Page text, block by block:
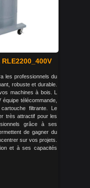
RLE2200_400V
les professionnels du
robuste et durable.
machines à bois. L
télécommande,
filtrante. Le
très attractif pour les
grâce à ses
de gagner du
sur vos projets.
et à ses capacités